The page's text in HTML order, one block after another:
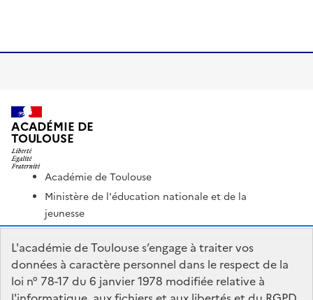
ACADÉMIE DE
TOULOUSE
Académie de Toulouse
Ministère de l'éducation nationale et de la
jeunesse
Ministère de l'enseignement supérieur et de la
recherche
Portail Pédagogique Académique
L'académie de Toulouse s’engage à traiter vos
données à caractère personnel dans le respect de la
loi n° 78-17 du 6 janvier 1978 modifiée relative à